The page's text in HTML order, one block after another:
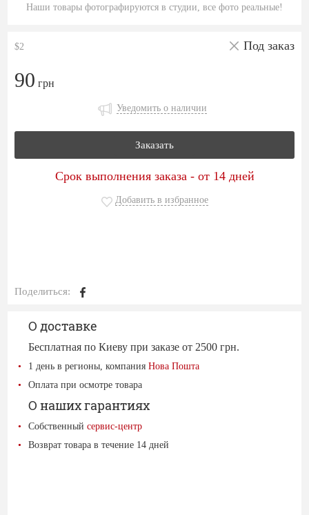
Наши товары фотографируются в студии, все фото реальные!
$2 Под заказ
90 грн
Уведомить о наличии
Заказать
Срок выполнения заказа - от 14 дней
Добавить в избранное
Поделиться:
О доставке
Бесплатная по Киеву при заказе от 2500 грн.
1 день в регионы, компанияНова Пошта
Оплата при осмотре товара
О наших гарантиях
Собственныйсервис-центр
Возврат товара в течение 14 дней